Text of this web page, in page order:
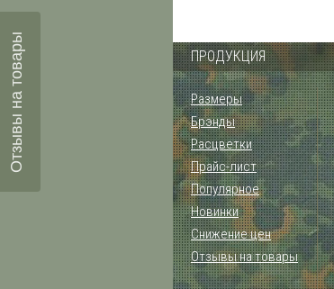
ПРОДУКЦИЯ
Размеры
Брэнды
Расцветки
Прайс-лист
Популярное
Новинки
Снижение цен
Отзывы на товары
Отзывы на товары